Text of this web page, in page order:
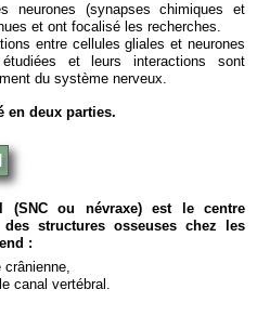
neurones (synapses chimiques et
et ont focalisé les recherches.
entre cellules gliales et neurones
et leurs interactions sont
du système nerveux.
en deux parties.
(SNC ou névraxe) est le centre
structures osseuses chez les
:
canal vertébral.